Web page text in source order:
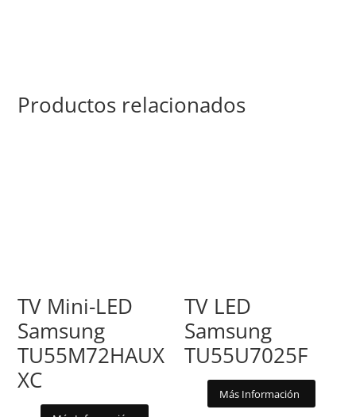
Productos relacionados
TV Mini-LED
Samsung
TU55M72HAUX
XC
TV LED
Samsung
TU55U7025F
Más Información